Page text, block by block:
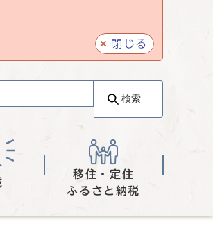
閉じる
検索
移住・定住
ふるさと納税